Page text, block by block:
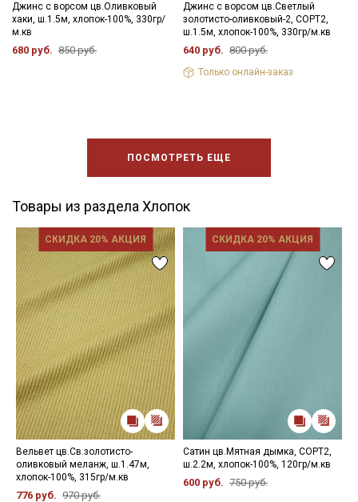
Джинс с ворсом цв.Оливковый
хаки, ш.1.5м, хлопок-100%, 330гр/
м.кв
680 руб. 850 руб.
Джинс с ворсом цв.Светлый
золотисто-оливковый-2, СОРТ2,
ш.1.5м, хлопок-100%, 330гр/м.кв
640 руб. 800 руб.
Только онлайн-заказ
ПОСМОТРЕТЬ ЕЩЕ
Товары из раздела Хлопок
СКИДКА 20% АКЦИЯ
Вельвет цв.Св.золотисто-
оливковый меланж, ш.1.47м,
хлопок-100%, 315гр/м.кв
776 руб. 970 руб.
СКИДКА 20% АКЦИЯ
Сатин цв.Мятная дымка, СОРТ2,
ш.2.2м, хлопок-100%, 120гр/м.кв
600 руб. 750 руб.